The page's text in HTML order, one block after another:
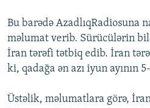
Bu barədə AzadlıqRadiosuna
məlumat verib. Sürücülərin
İran tərəfi tətbiq edib. İran
ki, qadağa ən azı iyun ayının
Üstəlik, məlumatlara görə,